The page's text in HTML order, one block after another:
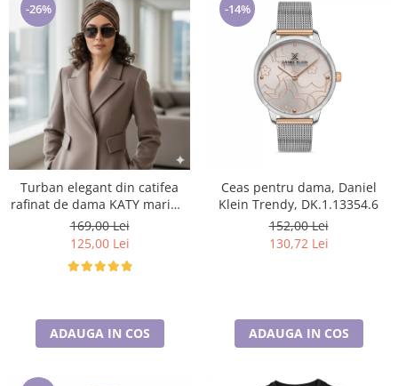
-26%
Turban elegant din catifea
rafinat de dama KATY marime
universala, captuseala polar,
culoare maro Sequoia
169,00 Lei
125,00 Lei
ADAUGA IN COS
-14%
Ceas pentru dama, Daniel
Klein Trendy, DK.1.13354.6
152,00 Lei
130,72 Lei
ADAUGA IN COS